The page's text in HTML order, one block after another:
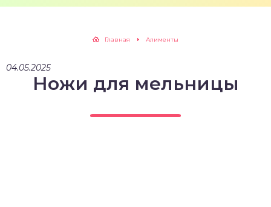
Главная Алименты
04.05.2025
Ножи для мельницы